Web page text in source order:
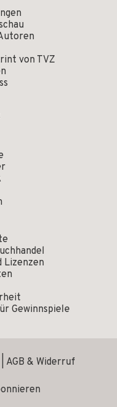
von TVZ
Lizenzen
Gewinnspiele
AGB & Widerruf